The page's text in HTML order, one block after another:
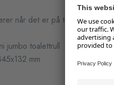
når det er på tide på fylle på
jumbo toalettrull
mm